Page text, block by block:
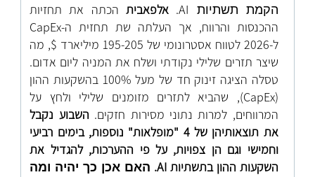
הקמת תשתיות AI. אלפאבית הכתה את תחזיות
ההכנסות והרווח, אך העלתה שת תחזית ה-CapEx
ל-2026 לטווח אסטרונומי של 195-205 מיליארד $, מה
שיצר תזרים שלילי נקודתי ושלח את המניה ליום אדום.
טסלה הציגה זינוק חד של מעל 100% בהשקעות ההון
(CapEx), שהביא לתזרים מזומנים שלילי ולחץ על
המרווחים, למרות נתוני מסירות חזקים. השבוע נקבל
את תוצאותיהן של 4 "מופלאות" נוספות, בימים רביעי
וחמישי וגם הן צפויות, על פי ההערכות, להגדיל את
השקעות ההון בתשתיות AI
. האם אכן כך יהיה ומה